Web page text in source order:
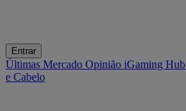
Entrar
Últimas Mercado Opinião iGaming Hub
e Cabelo